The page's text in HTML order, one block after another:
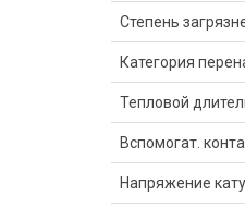
Степень
Категория
Тепловой
Вспомогат.
Напряжение